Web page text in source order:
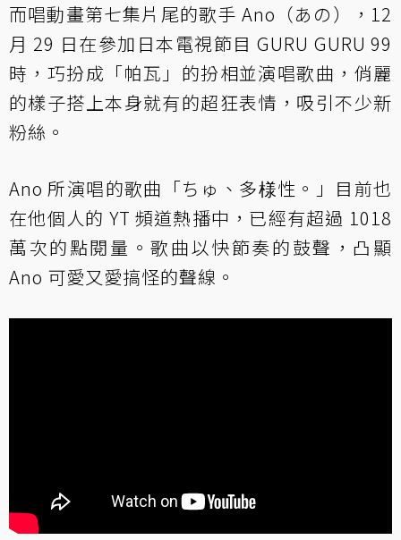
而唱動畫第七集片尾的歌手 Ano（あの），12
月 29 日在參加日本電視節目 GURU GURU 99
時，巧扮成「帕瓦」的扮相並演唱歌曲，俏麗
的樣子搭上本身就有的超狂表情，吸引不少新
粉絲。
Ano 所演唱的歌曲「ちゅ、多様性。」目前也
在他個人的 YT 頻道熱播中，已經有超過 1018
萬次的點閱量。歌曲以快節奏的鼓聲，凸顯
Ano 可愛又愛搞怪的聲線。